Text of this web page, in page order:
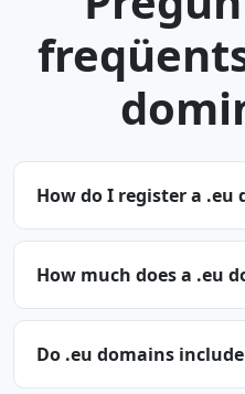
How do I register a .eu
How much does a .eu
Do .eu domains include